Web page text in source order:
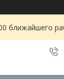
ближайшего